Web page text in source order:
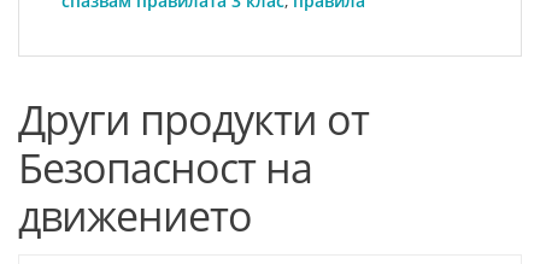
Други продукти от
Безопасност на
движението